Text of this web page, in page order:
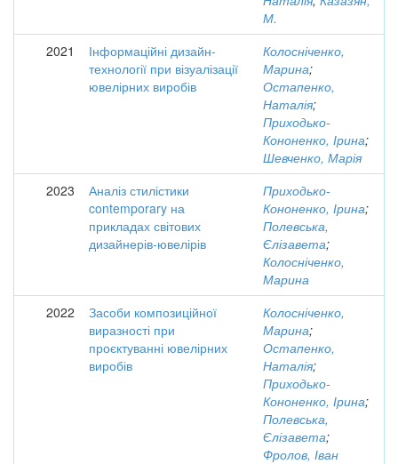
М.
2021
Інформаційні дизайн-
технології при візуалізації
ювелірних виробів
Колосніченко,
Марина;
Остапенко,
Наталія;
Приходько-
Кононенко, Ірина;
Шевченко, Марія
2023
Аналіз стилістики
contemporary на
прикладах світових
дизайнерів-ювелірів
Приходько-
Кононенко, Ірина;
Полевська,
Єлізавета;
Колосніченко,
Марина
2022
Засоби композиційної
виразності при
проєктуванні ювелірних
виробів
Колосніченко,
Марина;
Остапенко,
Наталія;
Приходько-
Кононенко, Ірина;
Полевська,
Єлізавета;
Фролов, Іван